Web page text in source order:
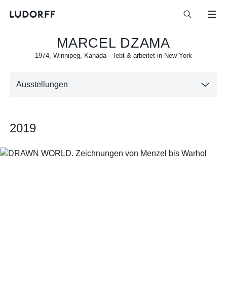
MARCEL DZAMA
1974, Winnipeg, Kanada– lebt & arbeitet in New York
Ausstellungen
2019